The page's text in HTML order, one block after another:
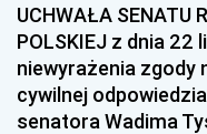
UCHWAŁA SENATU
POLSKIEJ z dnia 22
niewyrażenia zgody
cywilnej
senatora Wadima